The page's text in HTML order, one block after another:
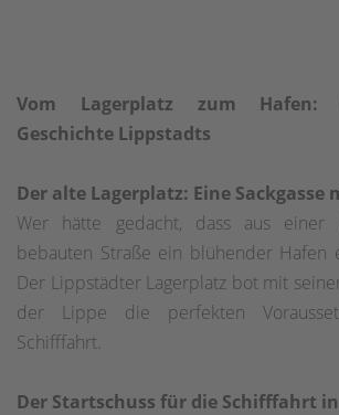
Vom Lagerplatz zum Hafen:
Geschichte Lippstadts
Der alte Lagerplatz: Eine
Wer hätte gedacht, dass aus einer
bebauten Straße ein blühender Hafen
Der Lippstädter Lagerplatz bot mit
der Lippe die perfekten
Schifffahrt.
Der Startschuss für die Schifffahrt